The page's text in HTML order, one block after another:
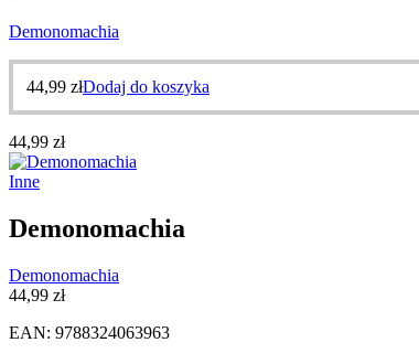
Demonomachia
44,99 złDodaj do koszyka
44,99 zł
Inne
Demonomachia
Demonomachia
44,99 zł
EAN: 9788324063963